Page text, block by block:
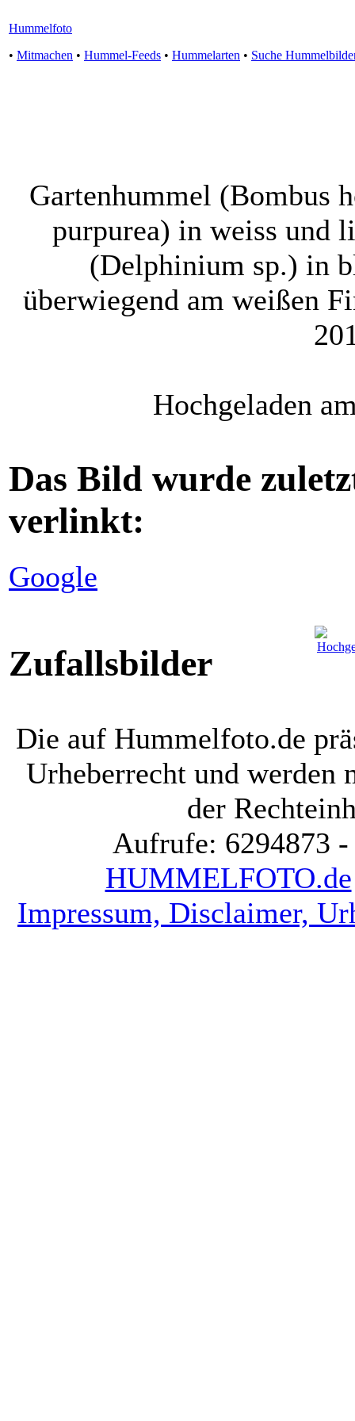
Hummelfoto
• Mitmachen • Hummel-Feeds • Hummelarten • Suche
Gartenhummel (Bombus
purpurea) in weiss und
(Delphinium sp.) in
überwiegend am weißen
Hochgeladen
Das Bild wurde
verlinkt:
Google
Zufallsbilder
Die auf Hummelfoto.de
Urheberrecht und werden
der
Aufrufe: 6294873
HUMMELFOTO.de
Impressum, Disclaimer,